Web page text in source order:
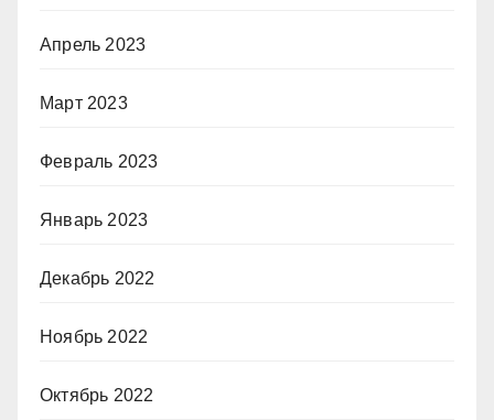
Апрель 2023
Март 2023
Февраль 2023
Январь 2023
Декабрь 2022
Ноябрь 2022
Октябрь 2022